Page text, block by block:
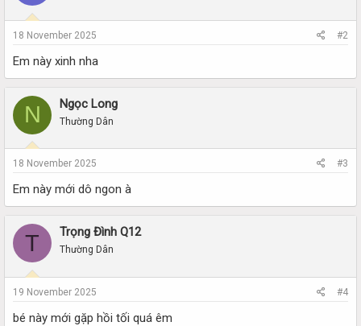
18 November 2025 #2
Em này xinh nha
N Ngọc Long
Thường Dân
18 November 2025 #3
Em này mới dô ngon à
T Trọng Đình Q12
Thường Dân
19 November 2025 #4
bé này mới gặp hồi tối quá êm